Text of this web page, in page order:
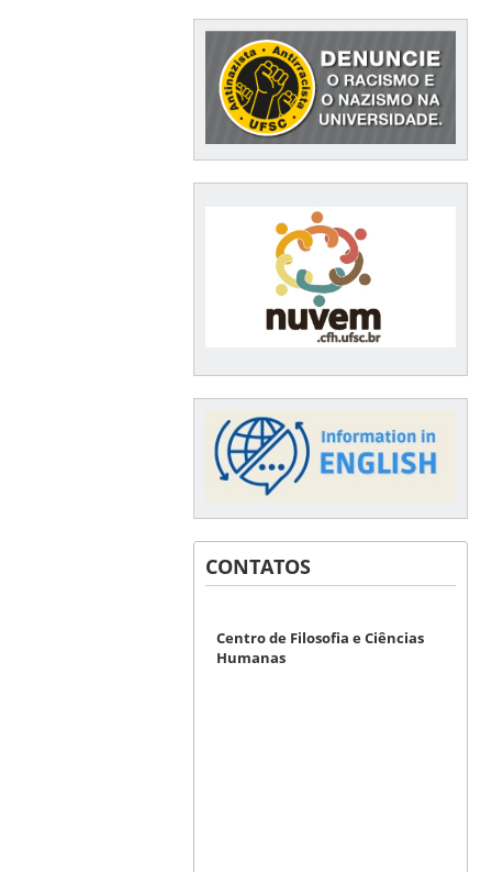
CONTATOS
Centro de Filosofia e Ciências
Humanas